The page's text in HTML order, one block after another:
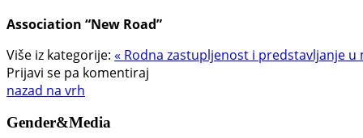
Association “New Road”
Više iz kategorije: « Rodna zastupljenost i predstavljanje
Prijavi se pa komentiraj
nazad na vrh
Gender&Media